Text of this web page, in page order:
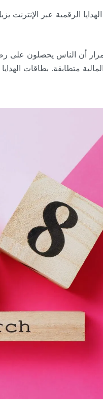
الرقمية عبر
أن الناس يحصلون على رضا
متطابقة. بطاقات